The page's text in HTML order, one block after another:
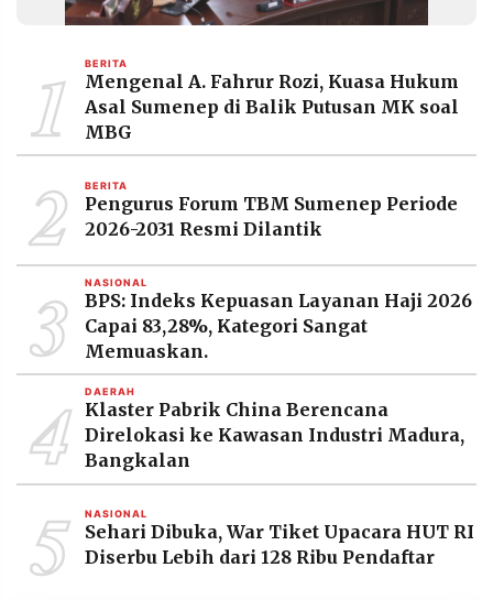
RESOLUSI
MEDIA
©
Resolusi.co
-
PT.
RESOLUSI
MEDIA
1 BERITA
Mengenal A. Fahrur Rozi, Kuasa Hukum
Asal Sumenep di Balik Putusan MK soal
MBG
2 BERITA
Pengurus Forum TBM Sumenep Periode
2026-2031 Resmi Dilantik
3 NASIONAL
BPS: Indeks Kepuasan Layanan Haji 2026
Capai 83,28%, Kategori Sangat
Memuaskan.
4 DAERAH
Klaster Pabrik China Berencana
Direlokasi ke Kawasan Industri Madura,
Bangkalan
5 NASIONAL
Sehari Dibuka, War Tiket Upacara HUT RI
Diserbu Lebih dari 128 Ribu Pendaftar